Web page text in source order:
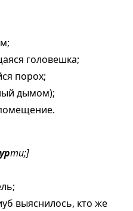
головешка;
порох;
дымом);
ти;]
выяснилось, кто же